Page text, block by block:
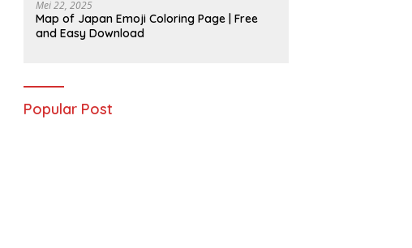
Mei 22, 2025
Map of Japan Emoji Coloring Page | Free
and Easy Download
Popular Post